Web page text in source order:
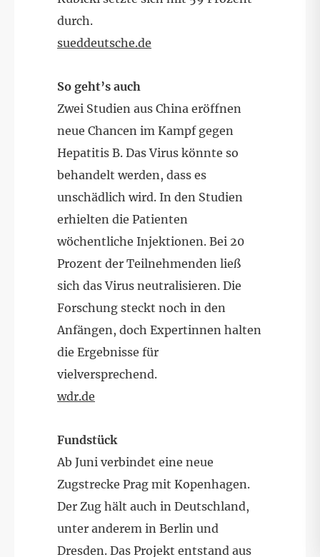
durch.
sueddeutsche.de
So geht’s auch
Zwei Studien aus China eröffnen
neue Chancen im Kampf gegen
Hepatitis B. Das Virus könnte so
behandelt werden, dass es
unschädlich wird. In den Studien
erhielten die Patienten
wöchentliche Injektionen. Bei 20
Prozent der Teilnehmenden ließ
sich das Virus neutralisieren. Die
Forschung steckt noch in den
Anfängen, doch Expertinnen halten
die Ergebnisse für
vielversprechend.
wdr.de
Fundstück
Ab Juni verbindet eine neue
Zugstrecke Prag mit Kopenhagen.
Der Zug hält auch in Deutschland,
unter anderem in Berlin und
Dresden. Das Projekt entstand aus